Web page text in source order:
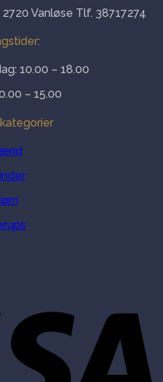
Vanløse Tlf. 38717274
10.00 – 18.00
– 15.00